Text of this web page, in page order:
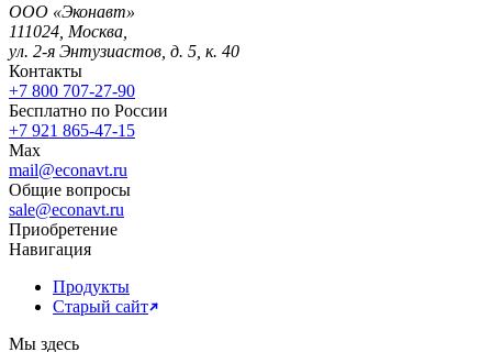
ООО «Эконавт»
111024 Москва
ул. 2-я Энтузиастов, д. 5, к. 40
Контакты
+7 800 707-27-90
Бесплатно по России
+7 921 865-47-15
Max
mail@econavt.ru
Общие вопросы
sale@econavt.ru
Приобретение
Навигация
Продукты
Старый сайт
Мы здесь